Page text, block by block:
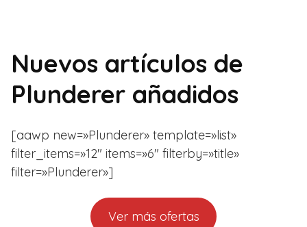
Nuevos artículos de
Plunderer añadidos
[aawp new=»Plunderer» template=»list»
filter_items=»12″ items=»6″ filterby=»title»
filter=»Plunderer»]
Ver más ofertas